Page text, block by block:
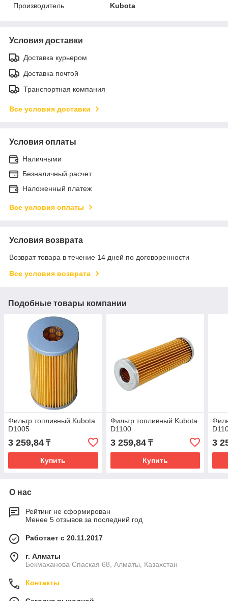
Производитель
Kubota
Условия доставки
Доставка курьером
Доставка почтой
Транспортная компания
Все условия доставки
Условия оплаты
Наличными
Безналичный расчет
Наложенный платеж
Все условия оплаты
Условия возврата
Возврат товара в течение 14 дней по договоренности
Все условия возврата
Подобные товары компании
Фильтр топливный Kubota
D1005
3 259,84 ₸
Купить
Фильтр топливный Kubota
D1100
3 259,84₸
Купить
3
О нас
Рейтинг не сформирован
Менее 5 отзывов за последний год
Работает с 20.11.2017
г. Алматы
Бекмаханова Спаская 68, Алматы, Казахстан
Контакты